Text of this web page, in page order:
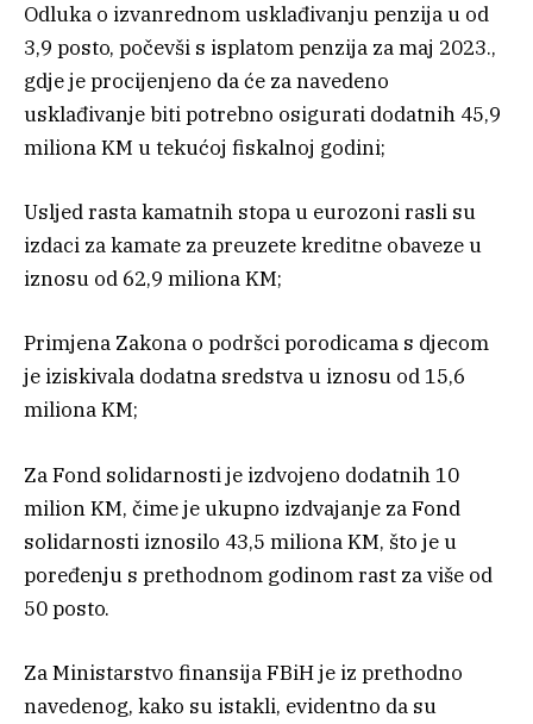
Odluka o izvanrednom usklađivanju penzija u od
3,9 posto, počevši s isplatom penzija za maj 2023.,
gdje je procijenjeno da će za navedeno
usklađivanje biti potrebno osigurati dodatnih 45,9
miliona KM u tekućoj fiskalnoj godini;
Usljed rasta kamatnih stopa u eurozoni rasli su
izdaci za kamate za preuzete kreditne obaveze u
iznosu od 62,9 miliona KM;
Primjena Zakona o podršci porodicama s djecom
je iziskivala dodatna sredstva u iznosu od 15,6
miliona KM;
Za Fond solidarnosti je izdvojeno dodatnih 10
milion KM, čime je ukupno izdvajanje za Fond
solidarnosti iznosilo 43,5 miliona KM, što je u
poređenju s prethodnom godinom rast za više od
50 posto.
Za Ministarstvo finansija FBiH je iz prethodno
navedenog, kako su istakli, evidentno da su